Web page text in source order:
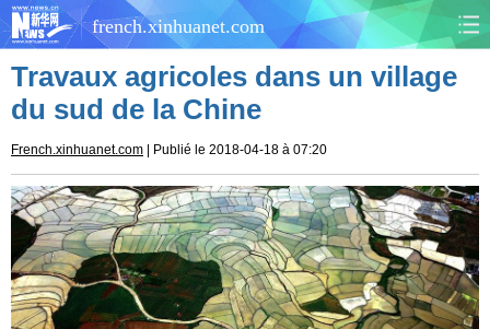
french.xinhuanet.com
CHINE MONDE
CULTURE SOCIÉTÉ
SANTÉ SPORTS
SCI&TECH PLANÈTE
Travaux agricoles dans un village
du sud de la Chine
French.xinhuanet.com | Publié le 2018-04-18 à 07:20